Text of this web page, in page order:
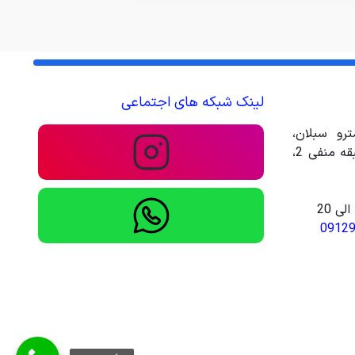
سبلان،
مجتمع تجاری تفریحی امیر، طبقه منفی 2،
لینک شبکه های اجتماعی